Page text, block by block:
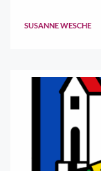
SUSANNE WESCHE